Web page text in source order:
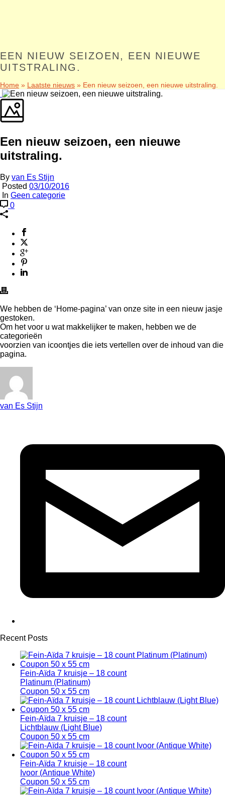
EEN NIEUW SEIZOEN, EEN NIEUWE
UITSTRALING.
Home » Laatste nieuws » Een nieuw seizoen, een nieuwe uitstraling.
Een nieuw seizoen, een nieuwe
uitstraling.
By van Es Stijn
Posted 03/10/2016
In Geen categorie
0
We hebben de ‘Home-pagina’ van onze site in een nieuw jasje
gestoken.
Om het voor u wat makkelijker te maken, hebben we de
categorieën
voorzien van icoontjes die iets vertellen over de inhoud van die
pagina.
van Es Stijn
Recent Posts
Fein-Aïda 7 kruisje – 18 count
Platinum (Platinum)
Coupon 50 x 55 cm
Fein-Aïda 7 kruisje – 18 count
Lichtblauw (Light Blue)
Coupon 50 x 55 cm
Fein-Aïda 7 kruisje – 18 count
Ivoor (Antique White)
Coupon 50 x 55 cm